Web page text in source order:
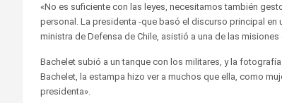
«No es suficiente con las leyes, necesitamos también
personal. La presidenta -que basó el discurso principal
ministra de Defensa de Chile, asistió a una de las
Bachelet subió a un tanque con los militares, y la
Bachelet, la estampa hizo ver a muchos que ella, como
presidenta».